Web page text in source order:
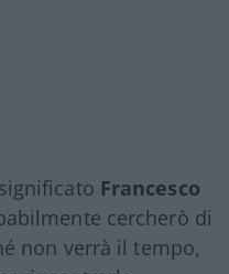
Francesco
cercherò di
non verrà il tempo,